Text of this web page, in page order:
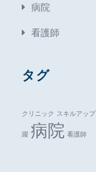
病院
看護師
タグ
クリニック スキルアップ
躍 病院 看護師